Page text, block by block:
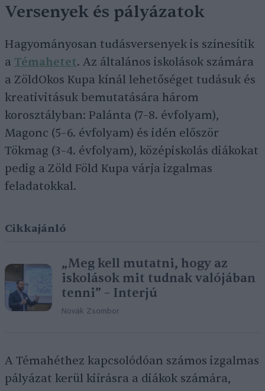
Versenyek és pályázatok
Hagyományosan tudásversenyek is színesítik
a Témahetet. Az általános iskolások számára
a ZöldOkos Kupa kínál lehetőséget tudásuk és
kreativitásuk bemutatására három
korosztályban: Palánta (7–8. évfolyam),
Magonc (5–6. évfolyam) és idén először
Tökmag (3–4. évfolyam), középiskolás diákokat
pedig a Zöld Föld Kupa várja izgalmas
feladatokkal.
Cikkajánló
„Meg kell mutatni, hogy az
iskolások mit tudnak valójában
tenni” – Interjú
Novák Zsombor
A Témahéthez kapcsolódóan számos izgalmas
pályázat kerül kiírásra a diákok számára,